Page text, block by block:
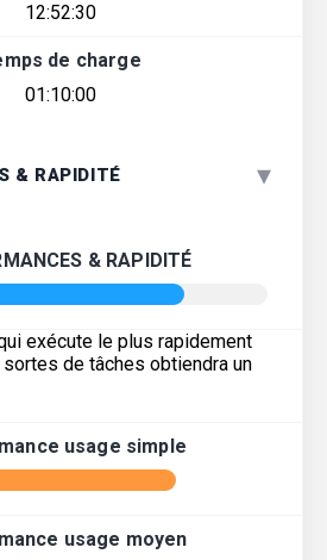
12:52:30
de charge
01:10:00
& RAPIDITÉ ▾
& RAPIDITÉ
exécute le plus rapidement
de tâches obtiendra un
usage simple
usage moyen